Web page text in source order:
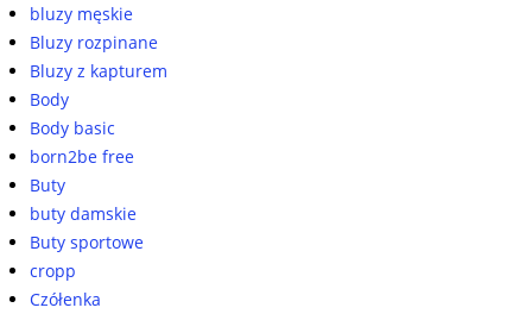
bluzy męskie
Bluzy rozpinane
Bluzy z kapturem
Body
Body basic
born2be free
Buty
buty damskie
Buty sportowe
cropp
Czółenka